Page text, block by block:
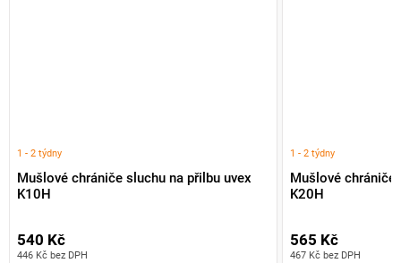
Mušlové chrániče sluchu na přilbu uvex
K10H
1 - 2 týdny
446 Kč bez DPH
540 Kč
Mušlové chrániče
K20H
1 - 2 týdny
467 Kč bez DPH
565 Kč